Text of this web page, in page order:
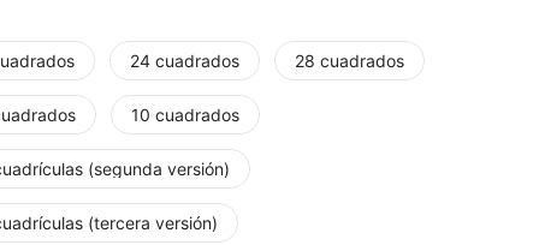
24 cuadrados 28 cuadrados
10 cuadrados
(segunda versión)
(tercera versión)